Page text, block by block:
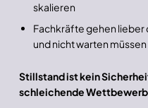
skalieren
Fachkräfte gehen lieber
und nicht warten müssen
Stillstand ist kein
schleichende